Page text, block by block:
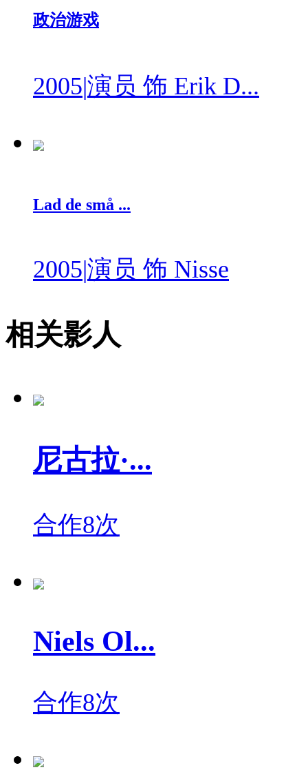
政治游戏
2005|演员 饰 Erik D...
Lad de små ...
2005|演员 饰 Nisse
相关影人
尼古拉·...
合作8次
Niels Ol...
合作8次